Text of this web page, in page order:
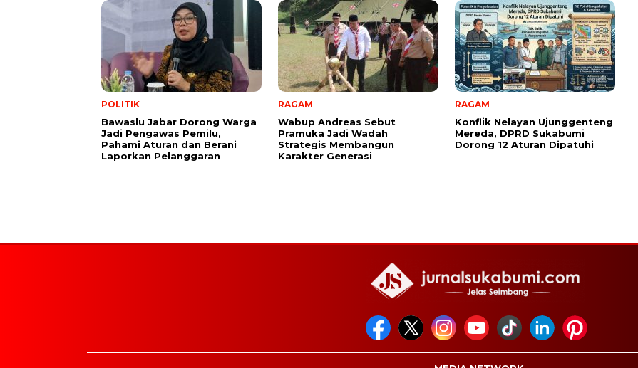
POLITIK
Bawaslu Jabar Dorong Warga
Jadi Pengawas Pemilu,
Pahami Aturan dan Berani
Laporkan Pelanggaran
RAGAM
Wabup Andreas Sebut
Pramuka Jadi Wadah
Strategis Membangun
Karakter Generasi ‎
RAGAM
Konflik Nelayan Ujunggenteng
Mereda, DPRD Sukabumi
Dorong 12 Aturan Dipatuhi